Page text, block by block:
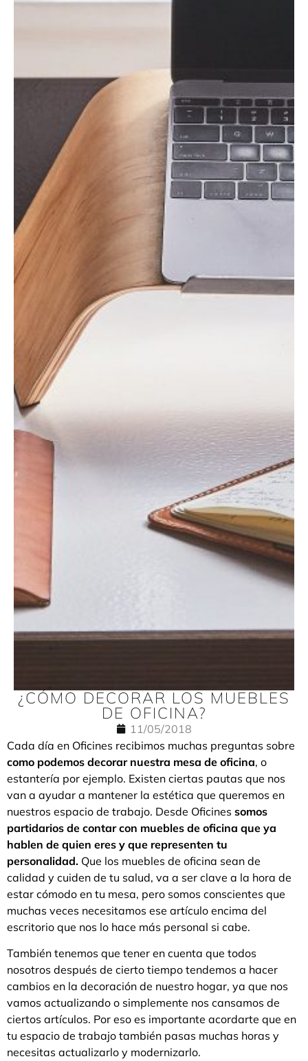
¿CÓMO DECORAR LOS MUEBLES
DE OFICINA?
11/05/2018
Cada día en Oficines recibimos muchas preguntas sobre
como podemos decorar nuestra mesa de oficina, o
estantería por ejemplo. Existen ciertas pautas que nos
van a ayudar a mantener la estética que queremos en
nuestros espacio de trabajo. Desde Oficines somos
partidarios de contar con muebles de oficina que ya
hablen de quien eres y que representen tu
personalidad. Que los muebles de oficina sean de
calidad y cuiden de tu salud, va a ser clave a la hora de
estar cómodo en tu mesa, pero somos conscientes que
muchas veces necesitamos ese artículo encima del
escritorio que nos lo hace más personal si cabe.
También tenemos que tener en cuenta que todos
nosotros después de cierto tiempo tendemos a hacer
cambios en la decoración de nuestro hogar, ya que nos
vamos actualizando o simplemente nos cansamos de
ciertos artículos. Por eso es importante acordarte que en
tu espacio de trabajo también pasas muchas horas y
necesitas actualizarlo y modernizarlo.